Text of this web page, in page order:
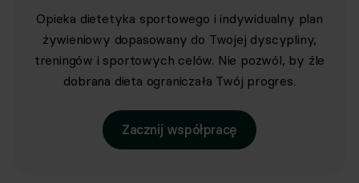
Opieka dietetyka sportowego i indywidualny plan
żywieniowy dopasowany do Twojej dyscypliny,
treningów i sportowych celów. Nie pozwól, by źle
dobrana dieta ograniczała Twój progres.
Zacznij współpracę